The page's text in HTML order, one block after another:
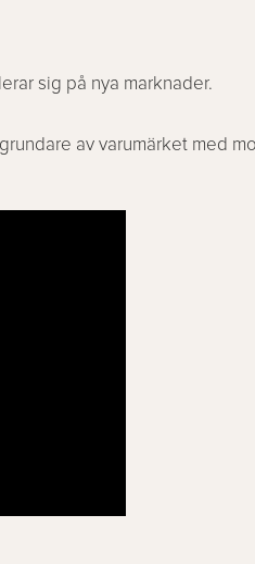
sig på nya marknader.
av varumärket med